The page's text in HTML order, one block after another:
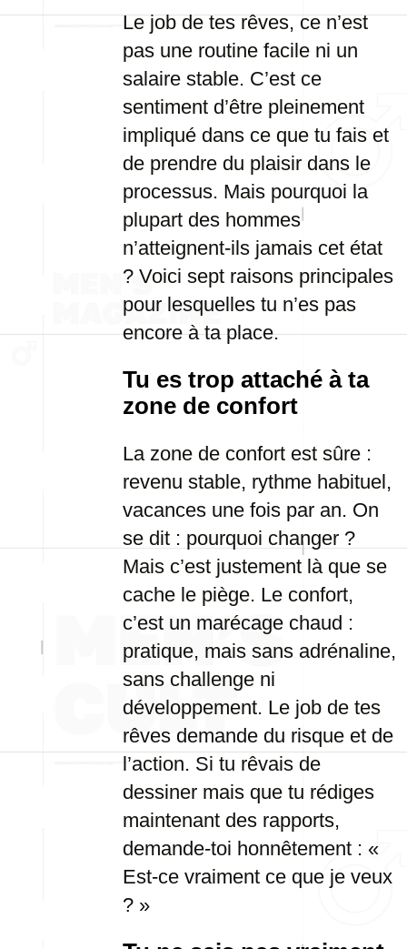
Le job de tes rêves, ce n’est
pas une routine facile ni un
salaire stable. C’est ce
sentiment d’être pleinement
impliqué dans ce que tu fais et
de prendre du plaisir dans le
processus. Mais pourquoi la
plupart des hommes
n’atteignent-ils jamais cet état
? Voici sept raisons principales
pour lesquelles tu n’es pas
encore à ta place.
Tu es trop attaché à ta
zone de confort
La zone de confort est sûre :
revenu stable, rythme habituel,
vacances une fois par an. On
se dit : pourquoi changer ?
Mais c’est justement là que se
cache le piège. Le confort,
c’est un marécage chaud :
pratique, mais sans adrénaline,
sans challenge ni
développement. Le job de tes
rêves demande du risque et de
l’action. Si tu rêvais de
dessiner mais que tu rédiges
maintenant des rapports,
demande-toi honnêtement : «
Est-ce vraiment ce que je veux
? »